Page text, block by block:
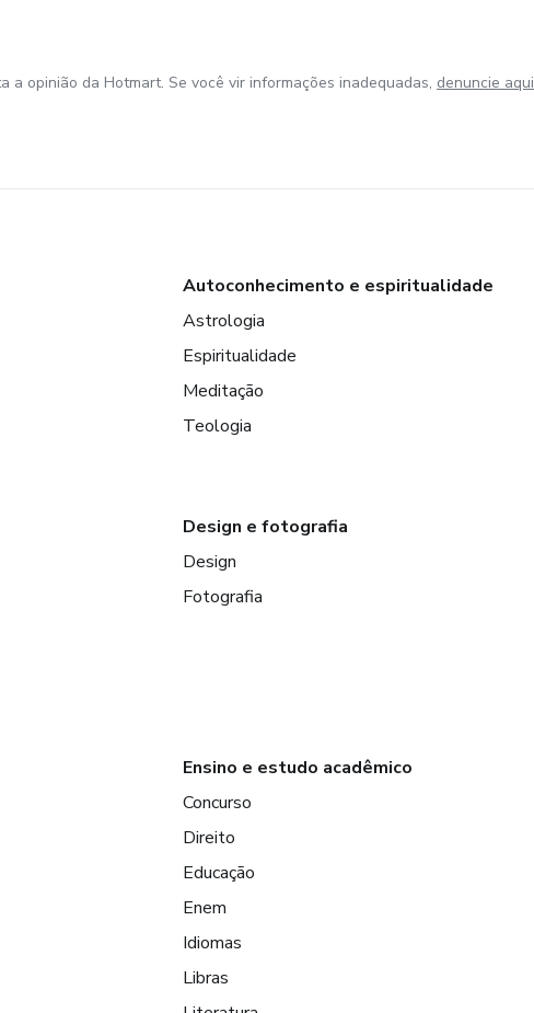
opinião da Hotmart. Se você vir informações inadequadas, denuncie aqui
Autoconhecimento e espiritualidade
Astrologia
Espiritualidade
Meditação
Teologia
Design e fotografia
Design
Fotografia
Ensino e estudo acadêmico
Concurso
Direito
Educação
Enem
Idiomas
Libras